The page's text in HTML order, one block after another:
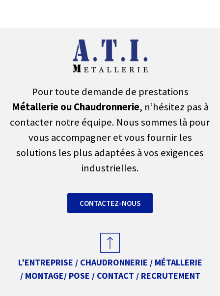
Pour toute demande de prestations
Métallerie ou Chaudronnerie, n’hésitez pas à
contacter notre équipe. Nous sommes là pour
vous accompagner et vous fournir les
solutions les plus adaptées à vos exigences
industrielles.
CONTACTEZ-NOUS
L’ENTREPRISE / CHAUDRONNERIE / MÉTALLERIE
/ MONTAGE/ POSE / CONTACT / RECRUTEMENT